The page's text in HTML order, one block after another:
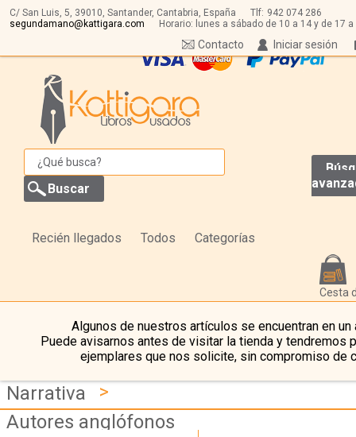
C/ San Luis, 5, 39010, Santander, Cantabria, España Tlf: 942 074 286
segundamano@kattigara.com
Horario: lunes a sábado de 10 a 14 y de 17 a
Iniciar sesión
Contacto
Recién llegados Todos Categorías
Cesta
Algunos de nuestros artículos se encuentran en un
Puede avisarnos antes de visitar la tienda y tendremos
ejemplares que nos solicite, sin compromiso de
Narrativa
>
Autores anglófonos